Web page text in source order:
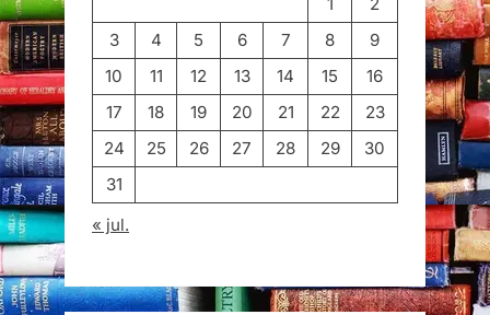
3
4 5 6 7 8
9
10
11 12 13 14 15
16
17
18 19 20 21 22
23
24
25 26 27 28 29
30
31
« jul.